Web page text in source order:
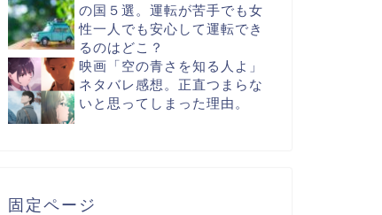
の国５選。運転が苦手でも女
性一人でも安心して運転でき
るのはどこ？
映画「空の青さを知る人よ」
ネタバレ感想。正直つまらな
いと思ってしまった理由。
固定ページ